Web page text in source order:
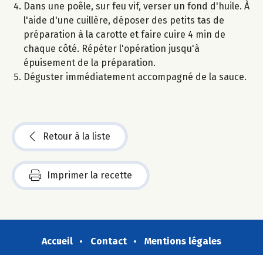
Dans une poêle, sur feu vif, verser un fond d'huile. À
l'aide d'une cuillère, déposer des petits tas de
préparation à la carotte et faire cuire 4 min de
chaque côté. Répéter l'opération jusqu'à
épuisement de la préparation.
Déguster immédiatement accompagné de la sauce.
Retour à la liste
Imprimer la recette
Accueil Contact
Mentions légales